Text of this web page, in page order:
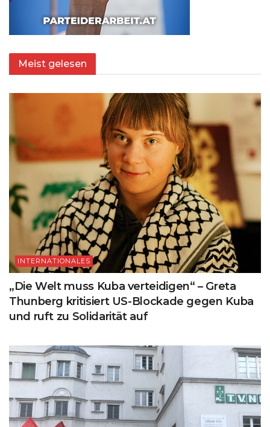
Meist gelesen
INTERNATIONALES
„Die Welt muss Kuba verteidigen“ – Greta
Thunberg kritisiert US-Blockade gegen Kuba
und ruft zu Solidarität auf